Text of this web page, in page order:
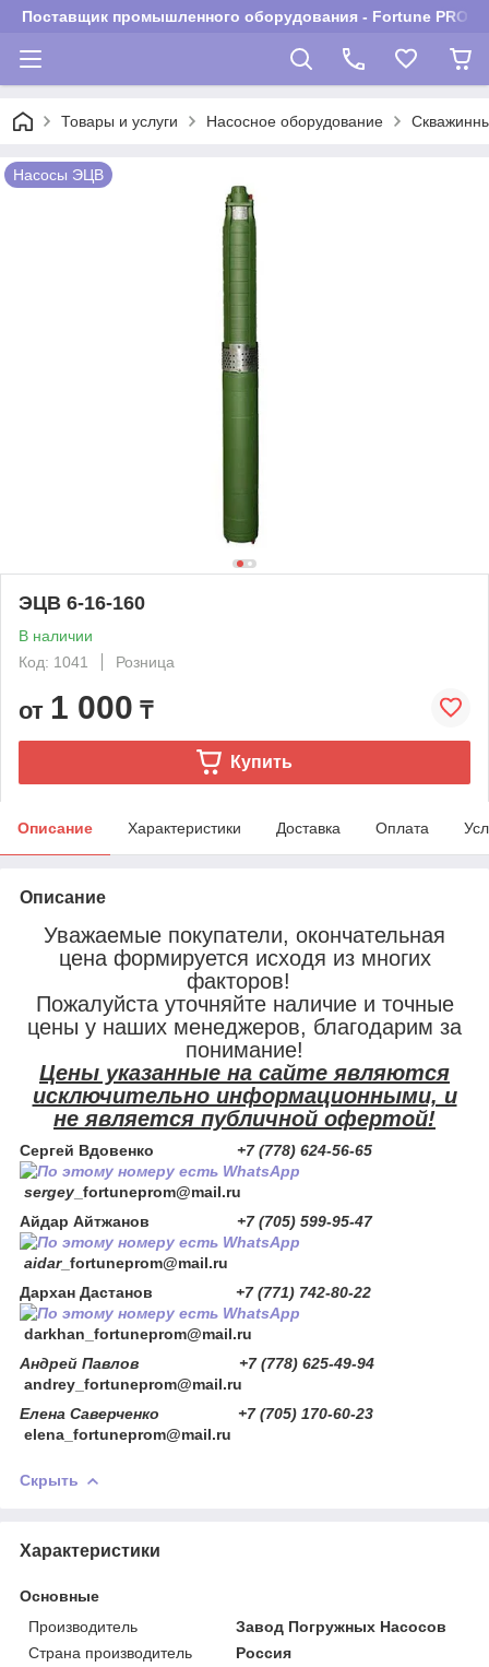
Поставщик промышленного оборудования - Fortune PROM
Товары и услуги Насосное оборудование
Насосы ЭЦВ
ЭЦВ 6-16-160
В наличии
Код: 1041
Розница
от 1 000 ₸
Купить
Описание Характеристики Доставка Оплата
Описание
Уважаемые покупатели, окончательная
цена формируется исходя из многих
факторов!
Пожалуйста уточняйте наличие и точные
цены у наших менеджеров, благодарим за
понимание!
Цены указанные на сайте являются
исключительно информационными, и
не является публичной офертой!
Сергей Вдовенко +7 (778) 624-56-65
sergey _fortuneprom@mail.ru
Айдар Айтжанов
+7 (705) 599-95-47
aidar_fortuneprom@mail.ru
Дархан Дастанов +7 (771) 742-80-22
darkhan _fortuneprom@mail.ru
Андрей Павлов +7 (778) 625-49-94
andrey_fortuneprom@mail.ru
Елена Саверченко +7 (705) 170-60-23
elena_fortuneprom@mail.ru
Скрыть
Характеристики
Основные
Производитель
Завод Погружных Насосов
Страна производитель
Россия